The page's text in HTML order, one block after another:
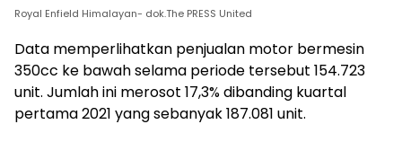
Royal Enfield Himalayan- dok.The PRESS United
Data memperlihatkan penjualan motor bermesin
350cc ke bawah selama periode tersebut 154.723
unit. Jumlah ini merosot 17,3% dibanding kuartal
pertama 2021 yang sebanyak 187.081 unit.